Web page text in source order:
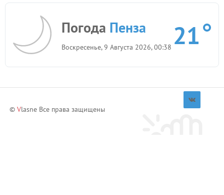
Погода Пенза
Воскресенье, 9 Августа 2026, 00:38 21
© Vlasne Все права защищены